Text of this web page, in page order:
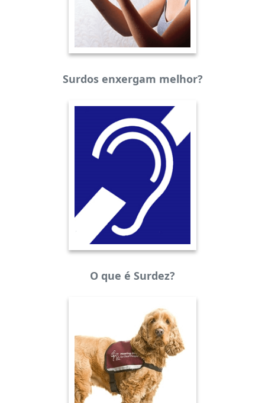
Surdos enxergam melhor?
O que é Surdez?